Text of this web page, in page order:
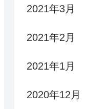
2021年3月
2021年2月
2021年1月
2020年12月